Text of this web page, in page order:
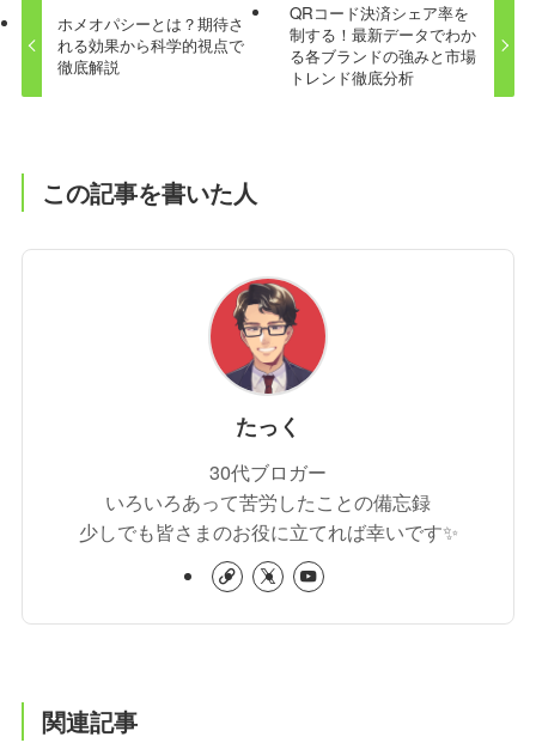
ホメオパシーとは？期待さ
れる効果から科学的視点で
徹底解説
QRコード決済シェア率を
制する！最新データでわか
る各ブランドの強みと市場
トレンド徹底分析
この記事を書いた人
たっく
30代ブロガー
いろいろあって苦労したことの備忘録
少しでも皆さまのお役に立てれば幸いです✨
関連記事